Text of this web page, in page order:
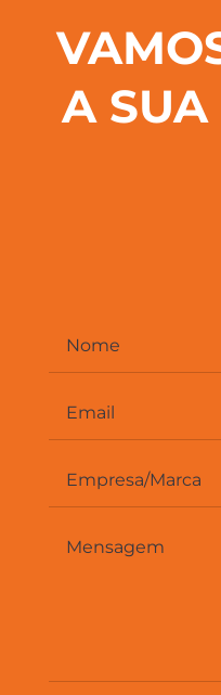
A SUA